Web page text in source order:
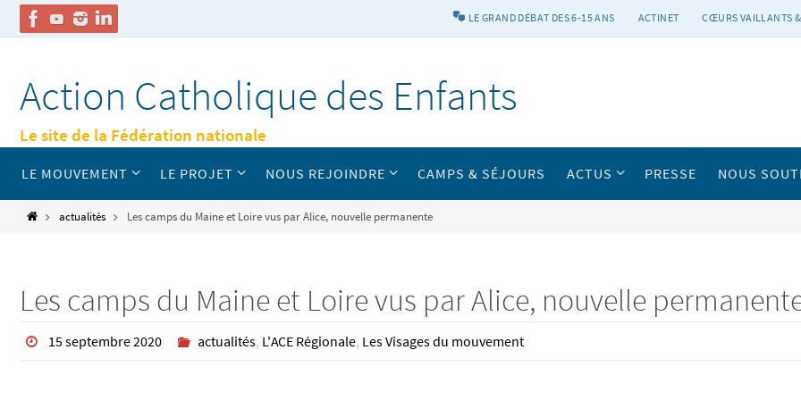
contenu
LE GRAND DÉBAT DES 6-15 ANS ACTINET CŒURS VAILLANTS
Action Catholique des Enfants
Le site de la Fédération nationale
contenu
LE MOUVEMENT LE PROJET NOUS REJOINDRE CAMPS & SÉJOURS ACTUS PRESSE NOUS
Homeactualités Les camps du Maine et Loire vus par Alice, nouvelle permanente
Les camps du Maine et Loire vus par Alice, nouvelle
15 septembre 2020 actualités, L'ACE Régionale, Les Visages du mouvement